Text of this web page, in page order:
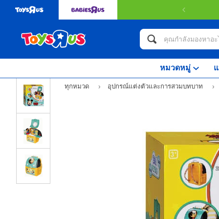
หมวดหมู่
ทุกหมวด อุปกรณ์แต่งตัวและการสวมบทบาท